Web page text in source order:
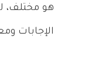
هو مختلف،
الإجابات